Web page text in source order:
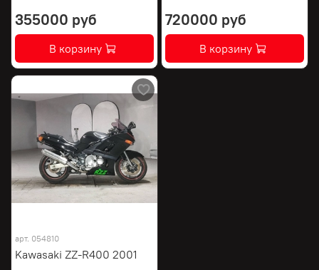
355000 руб
В корзину
720000 руб
В корзину
арт. 054810
Kawasaki ZZ-R400 2001